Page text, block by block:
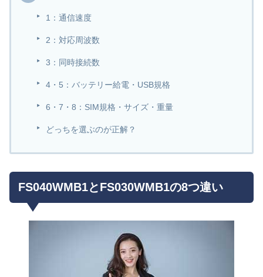
1：通信速度
2：対応周波数
3：同時接続数
4・5：バッテリー給電・USB規格
6・7・8：SIM規格・サイズ・重量
どっちを選ぶのが正解？
FS040WMB1とFS030WMB1の8つ違い